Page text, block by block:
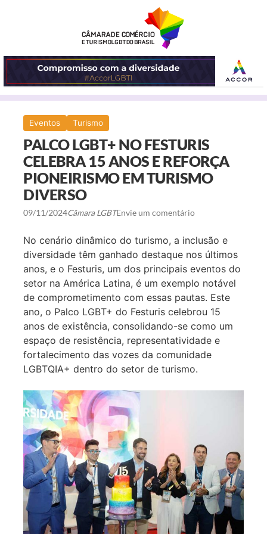
O
MENU
Eventos Turismo
PALCO LGBT+ NO FESTURIS
CELEBRA 15 ANOS E REFORÇA
PIONEIRISMO EM TURISMO
DIVERSO
09/11/2024Câmara LGBTEnvie um comentário
No cenário dinâmico do turismo, a inclusão e
diversidade têm ganhado destaque nos últimos
anos, e o Festuris, um dos principais eventos do
setor na América Latina, é um exemplo notável
de comprometimento com essas pautas. Este
ano, o Palco LGBT+ do Festuris celebrou 15
anos de existência, consolidando-se como um
espaço de resistência, representatividade e
fortalecimento das vozes da comunidade
LGBTQIA+ dentro do setor de turismo.